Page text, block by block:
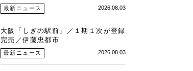
積水化学、三菱地所レジ
最新ニュース 2026.08.03
大阪「しぎの駅前」／１期１次が登録
完売／伊藤忠都市
最新ニュース 2026.08.03